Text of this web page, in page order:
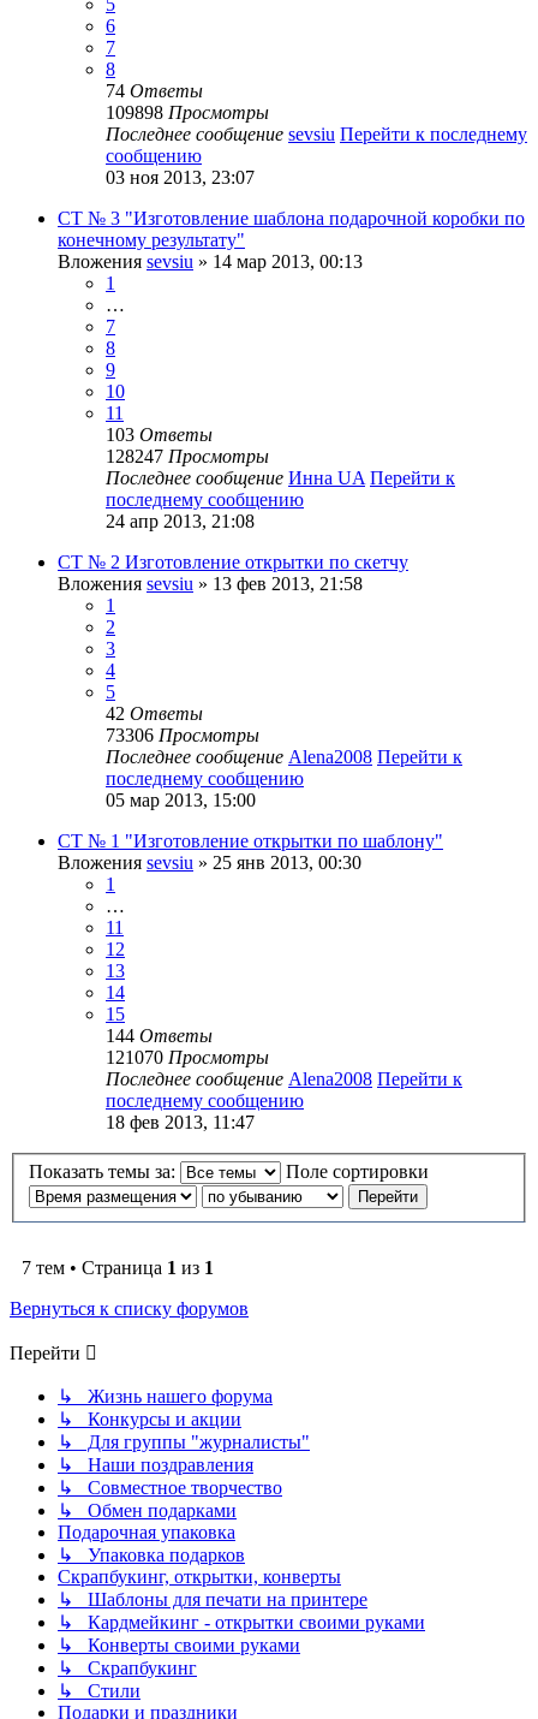
6
7
8
74 Ответы
109898 Просмотры
Последнее сообщение sevsiu Перейти к последнему
сообщению
03 ноя 2013, 23:07
СТ № 3 "Изготовление шаблона подарочной коробки по
конечному результату"
Вложения sevsiu » 14 мар 2013, 00:13
1
…
7
8
9
10
11
103 Ответы
128247 Просмотры
Последнее сообщение Инна UA Перейти к
последнему сообщению
24 апр 2013, 21:08
СТ № 2 Изготовление открытки по скетчу
Вложения sevsiu » 13 фев 2013, 21:58
1
2
3
4
5
42 Ответы
73306 Просмотры
Последнее сообщение Alena2008 Перейти к
последнему сообщению
05 мар 2013, 15:00
СТ № 1 "Изготовление открытки по шаблону"
Вложения sevsiu » 25 янв 2013, 00:30
1
…
11
12
13
14
15
144 Ответы
121070 Просмотры
Последнее сообщение Alena2008 Перейти к
последнему сообщению
18 фев 2013, 11:47
Показать темы за: Поле сортировки
7 тем • Страница 1 из 1
Вернуться к списку форумов
Перейти
↳ Жизнь нашего форума
↳ Конкурсы и акции
↳ Для группы "журналисты"
↳ Наши поздравления
↳ Совместное творчество
↳ Обмен подарками
Подарочная упаковка
↳ Упаковка подарков
Скрапбукинг, открытки, конверты
↳ Шаблоны для печати на принтере
↳ Кардмейкинг - открытки своими руками
↳ Конверты своими руками
↳ Скрапбукинг
↳ Стили
Подарки и праздники